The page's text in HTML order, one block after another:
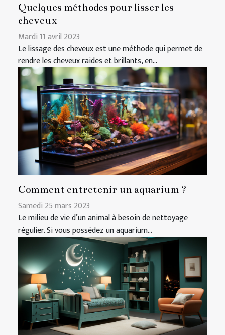
Quelques méthodes pour lisser les
cheveux
Mardi 11 avril 2023
Le lissage des cheveux est une méthode qui permet de
rendre les cheveux raides et brillants, en...
Comment entretenir un aquarium ?
Samedi 25 mars 2023
Le milieu de vie d’un animal à besoin de nettoyage
régulier. Si vous possédez un aquarium...